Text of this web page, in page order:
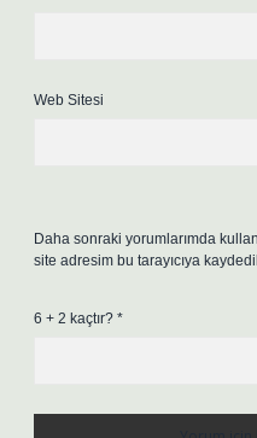
Web Sitesi
Daha sonraki yorumlarımda
site adresim bu tarayıcıya
6 + 2 kaçtır? *